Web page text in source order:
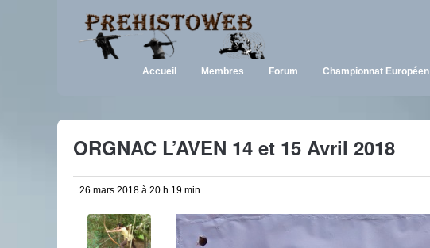
Accueil Membres Forum Championnat Européen
ORGNAC L’AVEN 14 et 15 Avril 2018
26 mars 2018 à 20 h 19 min